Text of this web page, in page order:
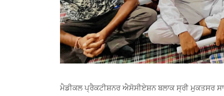
ਮੈਡੀਕਲ ਪ੍ਰੈਕਟੀਸ਼ਨਰ ਐਸੋਸੀਏਸ਼ਨ ਬਲਾਕ ਸ੍ਰੀ ਮੁਕਤਸਰ